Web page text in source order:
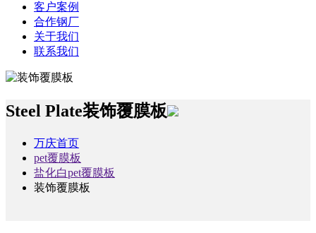
客户案例
合作钢厂
关于我们
联系我们
Steel Plate装饰覆膜板
万庆首页
pet覆膜板
盐化白pet覆膜板
装饰覆膜板